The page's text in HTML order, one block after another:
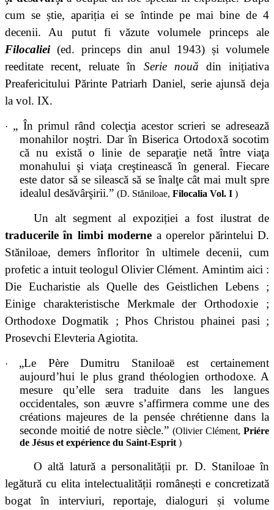
cum se știe, apariția ei se întinde pe mai bine de 4
decenii. Au putut fi văzute volumele princeps ale
Filocaliei(ed. princeps din anul 1943) și volumele
reeditate recent, reluate în Serie nouă din inițiativa
Preafericitului Părinte Patriarh Daniel, serie ajunsă deja
la vol. IX.
· „ În primul rând colecţia acestor scrieri se adresează
monahilor noştri. Dar în Biserica Ortodoxă socotim
că nu există o linie de separaţie netă între viaţa
monahului şi viaţa creştinească în general. Fiecare
este dator să se silească să se înalţe cât mai mult spre
idealul desăvârşirii.” (D. Stăniloae, Filocalia Vol. I )
Un alt segment al expoziției a fost ilustrat de
traducerile în limbi moderne a operelor părintelui D.
Stăniloae, demers înfloritor în ultimele decenii, cum
profetic a intuit teologul Olivier Clément. Amintim aici :
Die Eucharistie als Quelle des Geistlichen Lebens ;
Einige charakteristische Merkmale der Orthodoxie ;
Orthodoxe Dogmatik ; Phos Christou phainei pasi ;
Prosevchi Elevteria Agiotita.
·
„Le Père Dumitru Staniloaë est certainement
aujourd’hui le plus grand théologien orthodoxe. A
mesure qu’elle sera traduite dans les langues
occidentales, son æuvre s’affirmera comme une des
créations majeures de la pensée chrétienne dans la
seconde moitié de notre siècle.” (Olivier Clément, Priére
de Jésus et expérience du Saint-Esprit )
O altă latură a personalității pr. D. Staniloae în
legătură cu elita intelectualității românești e concretizată
bogat în interviuri, reportaje, dialoguri și volume